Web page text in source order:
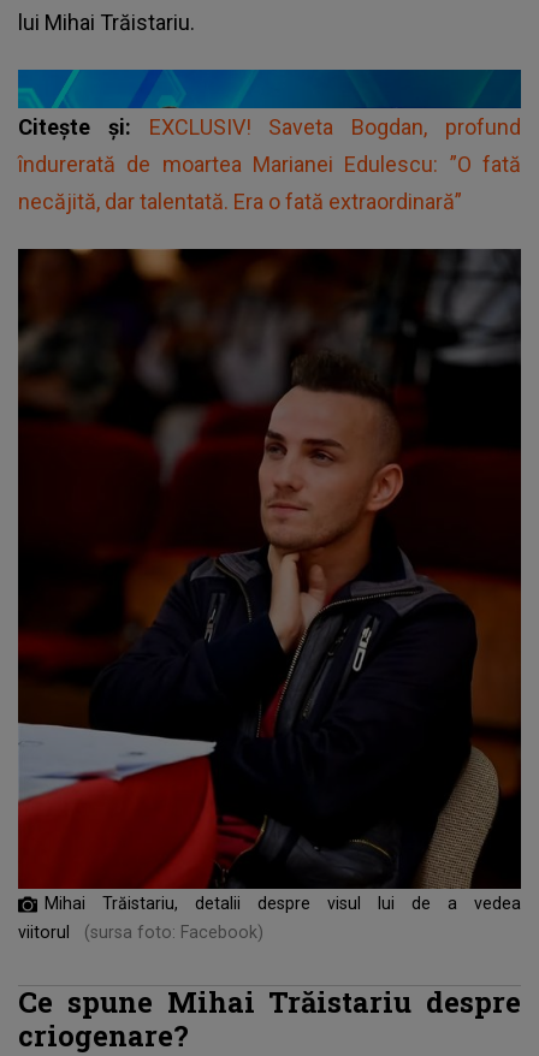
lui Mihai Trăistariu.
Citește și: EXCLUSIV! Saveta Bogdan, profund
îndurerată de moartea Marianei Edulescu: ”O fată
necăjită, dar talentată. Era o fată extraordinară”
Mihai Trăistariu, detalii despre visul lui de a vedea
viitorul
(sursa foto: Facebook)
Ce spune Mihai Trăistariu despre
criogenare?